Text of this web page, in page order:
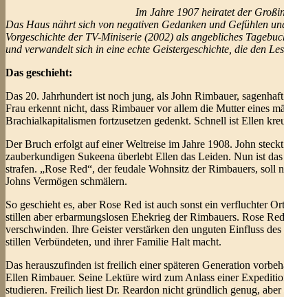
Im Jahre 1907 heiratet der
Das Haus nährt sich von negativen Gedanken und Gefühlen
Vorgeschichte der TV-Miniserie (2002) als angebliches
und verwandelt sich in eine echte Geistergeschichte, die den
Das geschieht:
Das 20. Jahrhundert ist noch jung, als John Rimbauer,
Frau erkennt nicht, dass Rimbauer vor allem die Mutter eines
Brachialkapitalismen fortzusetzen gedenkt. Schnell ist Ellen
Der Bruch erfolgt auf einer Weltreise im Jahre 1908. John
zauberkundigen Sukeena überlebt Ellen das Leiden. Nun ist
strafen. „Rose Red“, der feudale Wohnsitz der Rimbauers,
Johns Vermögen schmälern.
So geschieht es, aber Rose Red ist auch sonst ein verfluchter
stillen aber erbarmungslosen Ehekrieg der Rimbauers. Rose
verschwinden. Ihre Geister verstärken den unguten Einfluss
stillen Verbündeten, und ihrer Familie Halt macht.
Das herauszufinden ist freilich einer späteren Generation
Ellen Rimbauer. Seine Lektüre wird zum Anlass einer
studieren. Freilich liest Dr. Reardon nicht gründlich genug,